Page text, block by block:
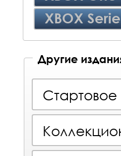
XBOX
Другие
Стартовое